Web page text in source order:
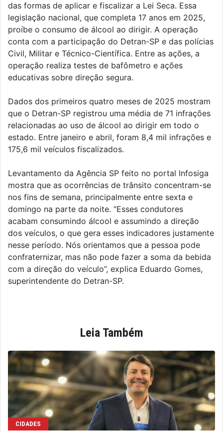
das formas de aplicar e fiscalizar a Lei Seca. Essa
legislação nacional, que completa 17 anos em 2025,
proíbe o consumo de álcool ao dirigir. A operação
conta com a participação do Detran-SP e das polícias
Civil, Militar e Técnico-Científica. Entre as ações, a
operação realiza testes de bafômetro e ações
educativas sobre direção segura.
Dados dos primeiros quatro meses de 2025 mostram
que o Detran-SP registrou uma média de 71 infrações
relacionadas ao uso de álcool ao dirigir em todo o
estado. Entre janeiro e abril, foram 8,4 mil infrações e
175,6 mil veículos fiscalizados.
Levantamento da Agência SP feito no portal Infosiga
mostra que as ocorrências de trânsito concentram-se
nos fins de semana, principalmente entre sexta e
domingo na parte da noite. “Esses condutores
acabam consumindo álcool e assumindo a direção
dos veículos, o que gera esses indicadores justamente
nesse período. Nós orientamos que a pessoa pode
confraternizar, mas não pode fazer a soma da bebida
com a direção do veículo”, explica Eduardo Gomes,
superintendente do Detran-SP.
Leia Também
CIDADES